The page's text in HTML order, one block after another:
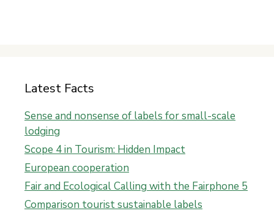
Latest Facts
Sense and nonsense of labels for small-scale
lodging
Scope 4 in Tourism: Hidden Impact
European cooperation
Fair and Ecological Calling with the Fairphone 5
Comparison tourist sustainable labels